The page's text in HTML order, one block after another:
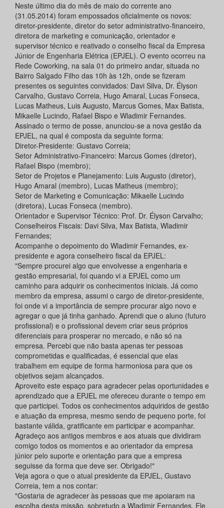
Neste último dia do mês de maio do corrente ano
(31.05.2014) foram empossados oficialmente os novos:
diretor-presidente, diretor do setor administrativo-financeiro,
diretora de marketing e comunicação, orientador e
supervisor técnico e reativado o conselho fiscal da Empresa
Júnior de Engenharia Elétrica (EPJEL). O evento ocorreu na
Rede Coworking, na sala 01 do primeiro andar, situada no
Bairro Salgado Filho das 10h às 12h, onde se fizeram
presentes os seguintes convidados: Davi Silva, Dr. Élyson
Carvalho, Gustavo Correia, Hugo Amaral, Lucas Fonseca,
Lucas Matheus, Luis Augusto, Marcus Gomes, Max Batista,
Mikaelle Lucindo, Rafael Bispo e Wladimir Fernandes.
Assinado o termo de posse, anunciou-se a nova gestão da
EPJEL, na qual é composta da seguinte forma:
Diretor-Presidente: Gustavo Correia;
Setor Administrativo-Financeiro: Marcus Gomes (diretor),
Rafael Bispo (membro);
Setor de Projetos e Planejamento: Luis Augusto (diretor),
Hugo Amaral (membro), Lucas Matheus (membro);
Setor de Marketing e Comunicação: Mikaelle Lucindo
(diretora), Lucas Fonseca (membro).
Orientador e Supervisor Técnico: Prof. Dr. Élyson Carvalho;
Conselheiros Fiscais: Davi Silva, Max Batista, Wladimir
Fernandes;
Acompanhe o depoimento do Wladimir Fernandes, ex-
presidente e agora conselheiro fiscal da EPJEL:
"Sempre procurei algo que envolvesse a engenharia e
gestão empresarial, foi quando vi a EPJEL como um
caminho para adquirir os conhecimentos iniciais. Já como
membro da empresa, assumi o cargo de diretor-presidente,
foi onde vi a importância de sempre procurar algo novo e
agregar o que já tinha ganhado. Aprendi que o aluno (futuro
profissional) e o profissional devem criar seus próprios
diferenciais para prosperar no mercado, e não só na
empresa. Percebi que não basta apenas ter pessoas
comprometidas e qualificadas, é essencial que elas
trabalhem em equipe de forma harmoniosa para que os
objetivos sejam alcançados.
Aproveito este espaço para agradecer pelas oportunidades e
aprendizado que a EPJEL me ofereceu durante o tempo em
que participei. Todos os conhecimentos adquiridos de gestão
e atuação da empresa, mesmo sendo de pequeno porte, foi
bastante válida, gratificante em participar e acompanhar.
Agradeço aos antigos membros e aos atuais que dividiram
comigo todos os momentos e ao orientador da empresa
júnior pelo suporte e orientação para que a empresa
seguisse da forma que deve ser. Obrigado!"
Veja agora o que o atual presidente da EPJEL, Gustavo
Correia, tem a nos contar:
"Gostaria de agradecer às pessoas que me apoiaram na
escolha desta missão, sobretudo a Wladimir Fernandes. Ele